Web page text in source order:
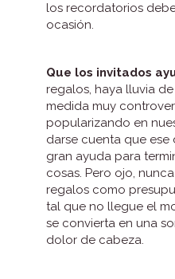
los recordatorios
ocasión.
Que los invitados
regalos, haya lluvia
medida muy
popularizando en
darse cuenta que ese
gran ayuda para
cosas. Pero ojo,
regalos como
tal que no llegue el
se convierta en una
dolor de cabeza.